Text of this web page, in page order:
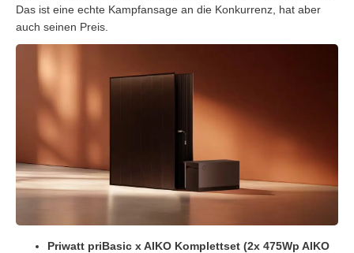
Das ist eine echte Kampfansage an die Konkurrenz, hat aber
auch seinen Preis.
Priwatt priBasic x AIKO Komplettset (2x 475Wp AIKO